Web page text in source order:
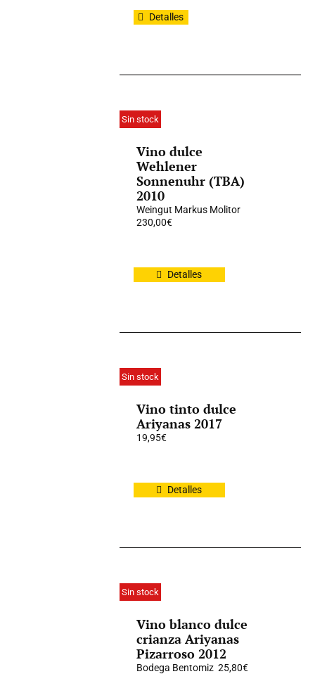
Detalles
Sin stock
Vino dulce
Wehlener
Sonnenuhr (TBA)
2010
Weingut Markus Molitor
230,00€
Detalles
Sin stock
Vino tinto dulce
Ariyanas 2017
19,95€
Detalles
Sin stock
Vino blanco dulce
crianza Ariyanas
Pizarroso 2012
Bodega Bentomiz 25,80€